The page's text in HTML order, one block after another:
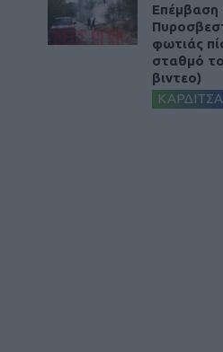
Επέμβαση
φωτιάς
σταθμό
βιντεο)
ΚΑΡΔΙΤΣΑ